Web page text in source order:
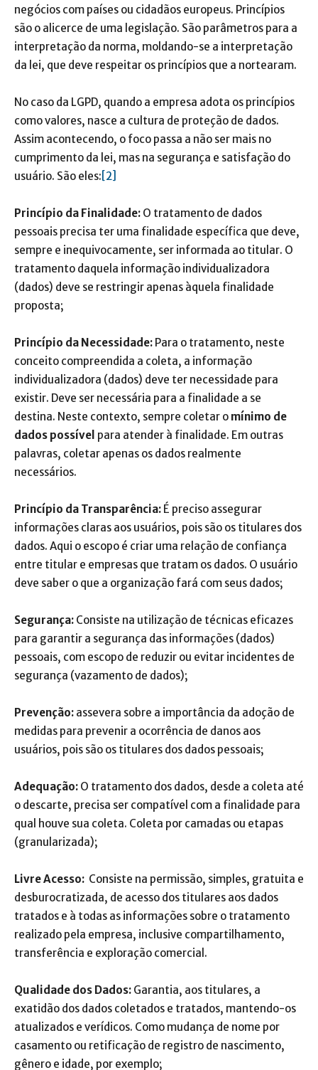
negócios com países ou cidadãos europeus. Princípios
são o alicerce de uma legislação. São parâmetros para a
interpretação da norma, moldando-se a interpretação
da lei, que deve respeitar os princípios que a nortearam.
No caso da LGPD, quando a empresa adota os princípios
como valores, nasce a cultura de proteção de dados.
Assim acontecendo, o foco passa a não ser mais no
cumprimento da lei, mas na segurança e satisfação do
usuário. São eles: [2]
Princípio da Finalidade: O tratamento de dados
pessoais precisa ter uma finalidade específica que deve,
sempre e inequivocamente, ser informada ao titular. O
tratamento daquela informação individualizadora
(dados) deve se restringir apenas àquela finalidade
proposta;
Princípio da Necessidade: Para o tratamento, neste
conceito compreendida a coleta, a informação
individualizadora (dados) deve ter necessidade para
existir. Deve ser necessária para a finalidade a se
destina. Neste contexto, sempre coletar o mínimo de
dados possível para atender à finalidade. Em outras
palavras, coletar apenas os dados realmente
necessários.
Princípio da Transparência: É preciso assegurar
informações claras aos usuários, pois são os titulares dos
dados. Aqui o escopo é criar uma relação de confiança
entre titular e empresas que tratam os dados. O usuário
deve saber o que a organização fará com seus dados;
Segurança: Consiste na utilização de técnicas eficazes
para garantir a segurança das informações (dados)
pessoais, com escopo de reduzir ou evitar incidentes de
segurança (vazamento de dados);
Prevenção: assevera sobre a importância da adoção de
medidas para prevenir a ocorrência de danos aos
usuários, pois são os titulares dos dados pessoais;
Adequação: O tratamento dos dados, desde a coleta até
o descarte, precisa ser compatível com a finalidade para
qual houve sua coleta. Coleta por camadas ou etapas
(granularizada);
Livre Acesso: Consiste na permissão, simples, gratuita e
desburocratizada, de acesso dos titulares aos dados
tratados e à todas as informações sobre o tratamento
realizado pela empresa, inclusive compartilhamento,
transferência e exploração comercial.
Qualidade dos Dados: Garantia, aos titulares, a
exatidão dos dados coletados e tratados, mantendo-os
atualizados e verídicos. Como mudança de nome por
casamento ou retificação de registro de nascimento,
gênero e idade, por exemplo;